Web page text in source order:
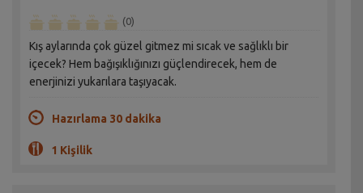
(0)
Kış aylarında çok güzel gitmez mi sıcak ve sağlıklı bir
içecek? Hem bağışıklığınızı güçlendirecek, hem de
enerjinizi yukarılara taşıyacak.
Hazırlama 30 dakika
1 Kişilik